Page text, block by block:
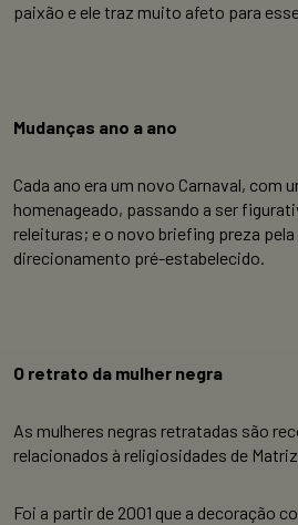
paixão e ele traz muito afeto para
Mudanças ano a ano
Cada ano era um novo Carnaval,
homenageado, passando a ser
releituras; e o novo briefing preza
direcionamento pré-estabelecido.
O retrato da mulher negra
As mulheres negras retratadas são
relacionados à religiosidades de
Foi a partir de 2001 que a decoração